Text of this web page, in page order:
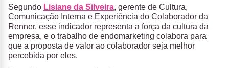
Segundo Lisiane da Silveira, gerente de Cultura,
Comunicação Interna e Experiência do Colaborador da
Renner, esse indicador representa a força da cultura da
empresa, e o trabalho de endomarketing colabora para
que a proposta de valor ao colaborador seja melhor
percebida por eles.